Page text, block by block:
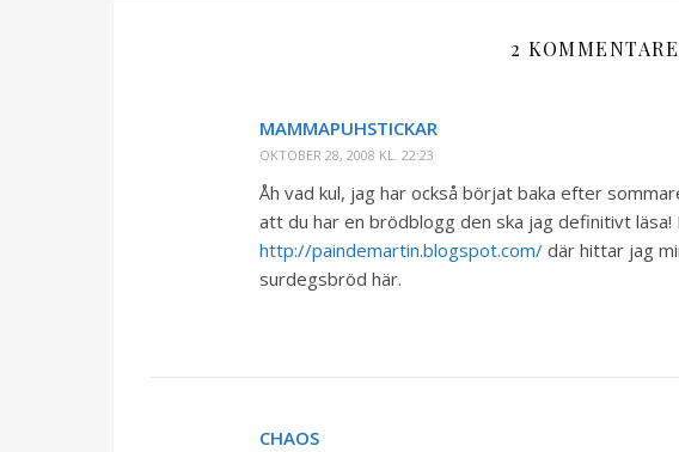
2
MAMMAPUHSTICKAR
OKTOBER 28, 2008 KL. 22:23
Åh vad kul, jag har också börjat baka efter
att du har en brödblogg den ska jag definitivt läsa!
http://paindemartin.blogspot.com/ där hittar jag
surdegsbröd här.
CHAOS